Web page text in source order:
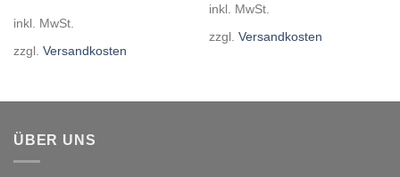
inkl. MwSt.
zzgl. Versandkosten
inkl. MwSt.
zzgl. Versandkosten
ÜBER UNS